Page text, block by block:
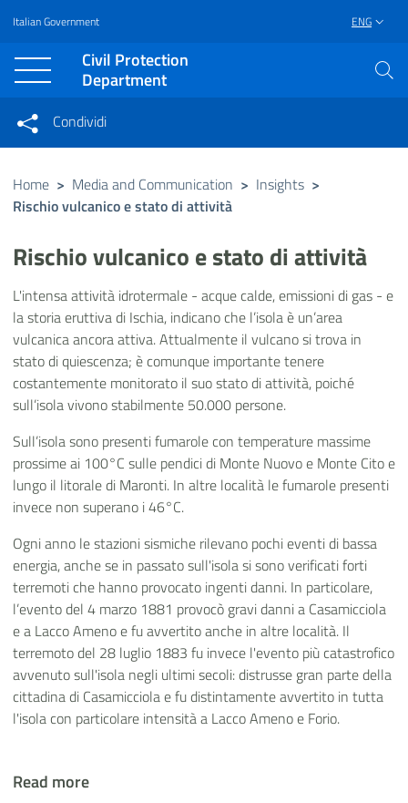
Vai al contenuto principale
Raggiungi il piè di pagina
Italian Government ENG
Civil Protection
Department
Condividi su Facebook
Condividi su Twitter
Condividi su LinkedIn
Condividi
Condividi sui social network
Home > Media and Communication > Insights >
Rischio vulcanico e stato di attività
Rischio vulcanico e stato di attività
L'intensa attività idrotermale - acque calde, emissioni di gas - e
la storia eruttiva di Ischia, indicano che l’isola è un’area
vulcanica ancora attiva. Attualmente il vulcano si trova in
stato di quiescenza; è comunque importante tenere
costantemente monitorato il suo stato di attività, poiché
sull’isola vivono stabilmente 50.000 persone.
Sull’isola sono presenti fumarole con temperature massime
prossime ai 100°C sulle pendici di Monte Nuovo e Monte Cito e
lungo il litorale di Maronti. In altre località le fumarole presenti
invece non superano i 46°C.
Ogni anno le stazioni sismiche rilevano pochi eventi di bassa
energia, anche se in passato sull'isola si sono verificati forti
terremoti che hanno provocato ingenti danni. In particolare,
l’evento del 4 marzo 1881 provocò gravi danni a Casamicciola
e a Lacco Ameno e fu avvertito anche in altre località. Il
terremoto del 28 luglio 1883 fu invece l'evento più catastrofico
avvenuto sull'isola negli ultimi secoli: distrusse gran parte della
cittadina di Casamicciola e fu distintamente avvertito in tutta
l'isola con particolare intensità a Lacco Ameno e Forio.
Read more